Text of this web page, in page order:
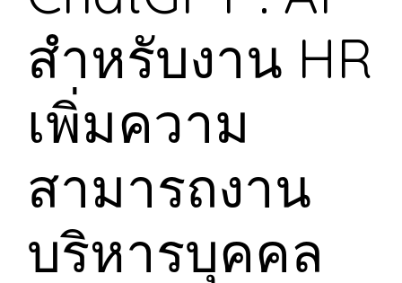
สำหรับงาน HR
เพิ่มความ
สามารถงาน
บริหารบุคคล